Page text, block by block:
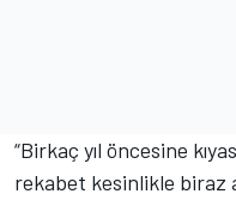
“Birkaç yıl öncesine
rekabet kesinlikle biraz